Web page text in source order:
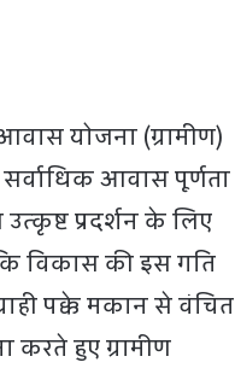
योजना (ग्रामीण)
आवास पूर्णता
प्रदर्शन के लिए
विकास की इस गति
पक्के मकान से वंचित
करते हुए ग्रामीण